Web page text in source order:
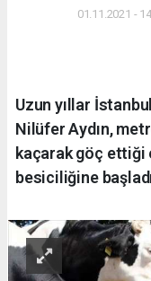
01.11.2021 -
Uzun yıllar
Nilüfer Aydın,
kaçarak göç ettiği
besiciliğine